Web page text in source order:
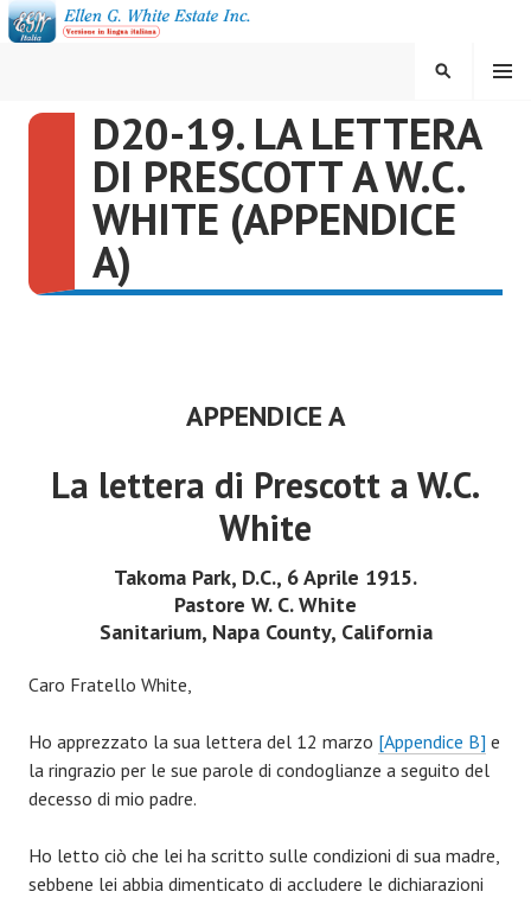
Vai
al
ELLEN G. WHITE ESTATE
INC.
MENU
CERCA
D20-19. LA LETTERA
DI PRESCOTT A W.C.
WHITE (APPENDICE
A)
APPENDICE A
La lettera di Prescott a W.C.
White
Takoma Park, D.C., 6 Aprile 1915.
Pastore W. C. White
Sanitarium, Napa County, California
Caro Fratello White,
Ho apprezzato la sua lettera del 12 marzo [Appendice B] e
la ringrazio per le sue parole di condoglianze a seguito del
decesso di mio padre.
Ho letto ciò che lei ha scritto sulle condizioni di sua madre,
sebbene lei abbia dimenticato di accludere le dichiarazioni